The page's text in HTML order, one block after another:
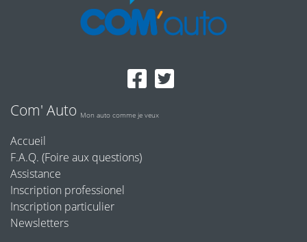
Com' Auto Mon auto comme je veux
Accueil
F.A.Q. (Foire aux questions)
Assistance
Inscription professionel
Inscription particulier
Newsletters